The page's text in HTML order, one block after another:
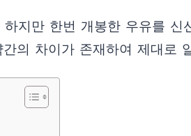
지만 한번 개봉한 우유를
의 차이가 존재하여 제대로